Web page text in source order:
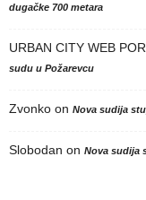
dugačke 700 metara
URBAN CITY WEB
sudu u Požarevcu
Zvonko on Nova sudija
Slobodan on Nova sudija